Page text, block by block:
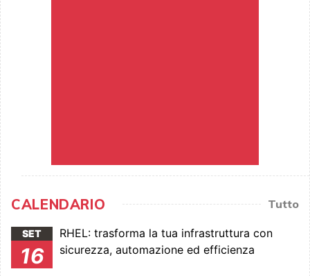
CALENDARIO Tutto
SET
16
RHEL: trasforma la tua infrastruttura con
sicurezza, automazione ed efficienza